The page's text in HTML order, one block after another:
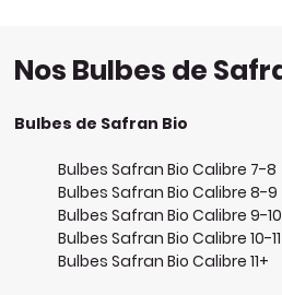
Nos Bulbes de
Bulbes de Safran Bio
Bulbes Safran Bio Calibre 7-8
Bulbes Safran Bio Calibre 8-9
Bulbes Safran Bio Calibre 9-10
Bulbes Safran Bio Calibre 10-11
Bulbes Safran Bio Calibre 11+